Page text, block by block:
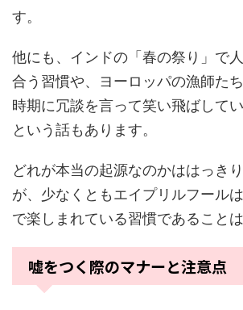
す。
他にも、インドの「春の祭り」で
合う習慣や、ヨーロッパの漁師た
時期に冗談を言って笑い飛ばして
という話もあります。
どれが本当の起源なのかははっき
が、少なくともエイプリルフール
で楽しまれている習慣であることは
嘘をつく際のマナーと注意点